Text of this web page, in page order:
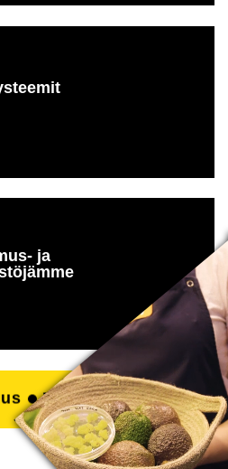
ja
Painettu elektroniikka